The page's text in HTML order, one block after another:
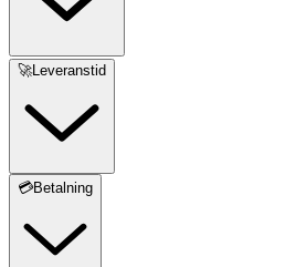
🚀Leveranstid
💳Betalning